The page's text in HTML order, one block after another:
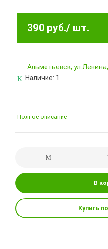
390 руб./ шт.
Альметьевск,
Наличие: 1
Полное описание
В
Купить